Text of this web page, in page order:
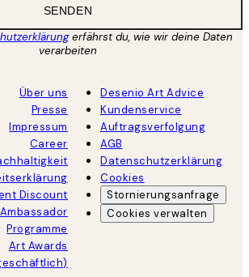
SENDEN
erfährst du, wie wir deine Daten
verarbeiten
Über uns
Presse
Impressum
Career
Discount
Programme
Art Awards
Desenio Art Advice
Kundenservice
Auftragsverfolgung
AGB
Datenschutzerklärung
Cookies
Stornierungsanfrage
Cookies verwalten